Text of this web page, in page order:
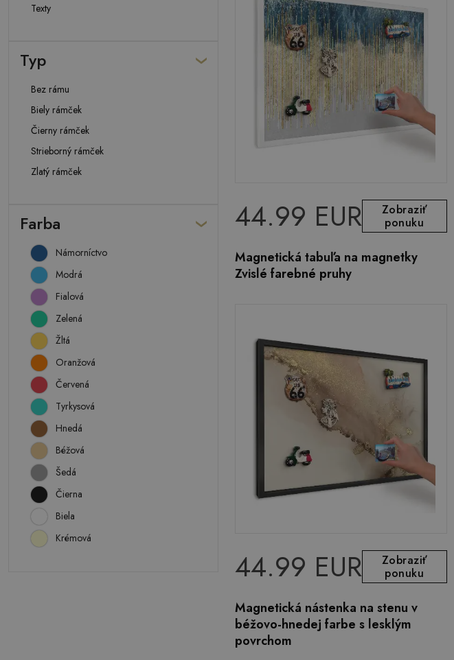
Texty
Typ
Bez rámu
Biely rámček
Čierny rámček
Strieborný rámček
Zlatý rámček
Farba
Námorníctvo
Modrá
Fialová
Zelená
Žltá
Oranžová
Červená
Tyrkysová
Hnedá
Béžová
Šedá
Čierna
Biela
Krémová
44.99 EUR
Zobraziť
ponuku
Magnetická tabuľa na magnetky
Zvislé farebné pruhy
44.99 EUR
Zobraziť
ponuku
Magnetická nástenka na stenu v
béžovo-hnedej farbe s lesklým
povrchom